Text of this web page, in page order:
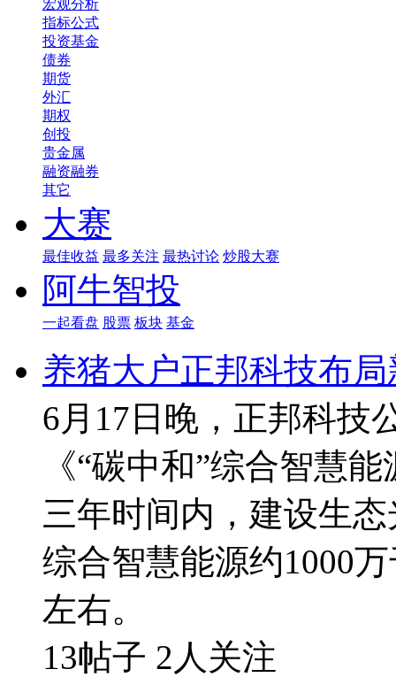
宏观分析
指标公式
投资基金
债券
期货
外汇
期权
创投
贵金属
融资融券
其它
大赛
最佳收益 最多关注 最热讨论 炒股大赛
阿牛智投
一起看盘 股票 板块 基金
养猪大户正邦科技布
6月17日晚，正邦科技
《“碳中和”综合智慧
三年时间内，建设生
综合智慧能源约1000
左右。
13帖子 2人关注